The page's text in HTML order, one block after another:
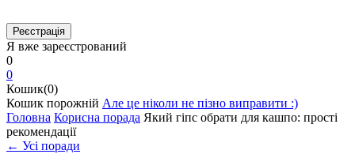
Я вже зареєстрований
0
0
Кошик(0)
Кошик порожній Але це ніколи не пізно виправити :)
Головна Корисна порада Який гіпс обрати для кашпо: прості
рекомендації
← Усі поради